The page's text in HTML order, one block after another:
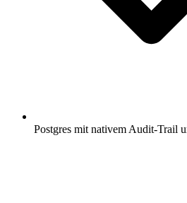
Postgres mit nativem Audit-Trail